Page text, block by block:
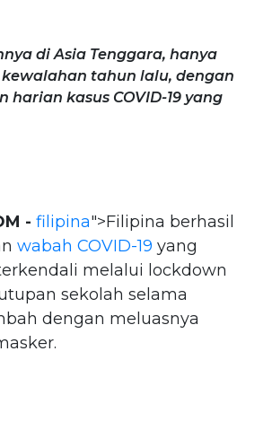
di Asia Tenggara, hanya
tahun lalu, dengan
kasus COVID-19 yang
- filipina">Filipina berhasil
wabah COVID-19 yang
melalui lockdown
sekolah selama
dengan meluasnya